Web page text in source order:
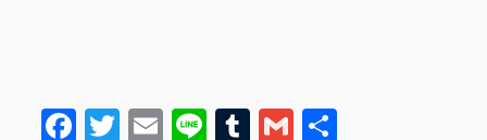
F
T
E
Li T
G